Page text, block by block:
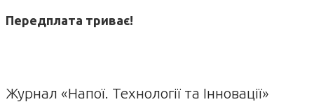
Передплата триває!
Журнал «Напої. Технології та Інновації»